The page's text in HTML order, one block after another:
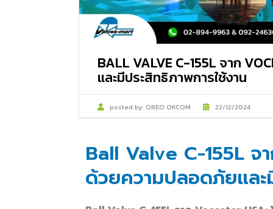
BALL VALVE C-155L จาก
และมีประสิทธิภาพการใช้งาน
posted by: OREO OKCOM 22/12/2024
Ball Valve C-155L จ
ด้วยความปลอดภัยและ